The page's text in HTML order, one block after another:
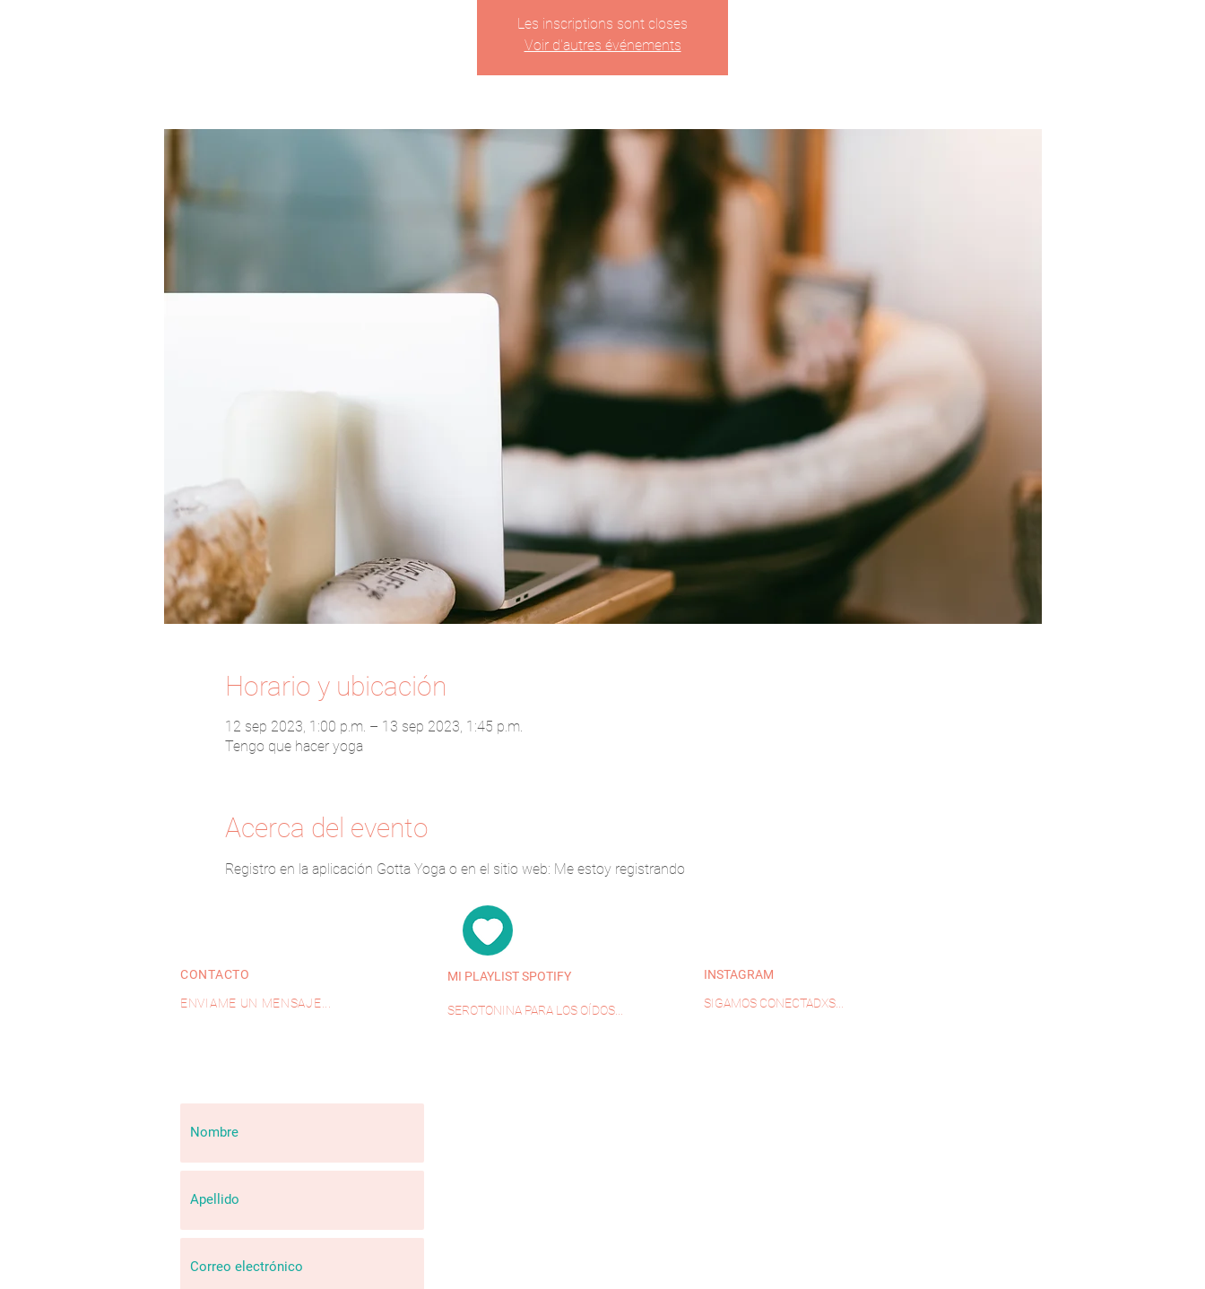
Les inscriptions sont closes
Voir d'autres événements
Horario y ubicación
12 sep 2023, 1:00 p.m. – 13 sep 2023, 1:45 p.m.
Tengo que hacer yoga
Acerca del evento
Registro en la aplicación Gotta Yoga o en el sitio web: Me estoy registrando
CONTACTO
ENVIAME UN MENSAJE...
MI PLAYLIST SPOTIFY
SEROTONINA PARA LOS OÍDOS...
INSTAGRAM
SIGAMOS CONECTADXS...